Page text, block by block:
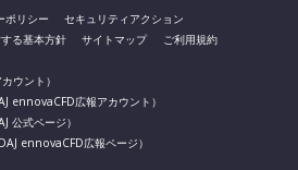
ポリシー
セキュリティアクション
る基本方針 サイトマップ
ご利用規約
ウント）
ennovaCFD広報アカウント）
公式ページ）
ennovaCFD広報ページ）